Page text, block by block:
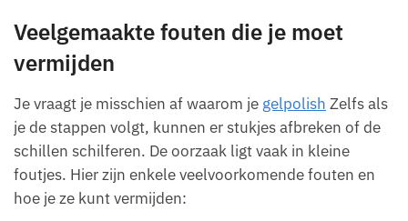
Veelgemaakte fouten die je moet
vermijden
Je vraagt je misschien af waarom je gelpolish Zelfs als
je de stappen volgt, kunnen er stukjes afbreken of de
schillen schilferen. De oorzaak ligt vaak in kleine
foutjes. Hier zijn enkele veelvoorkomende fouten en
hoe je ze kunt vermijden: